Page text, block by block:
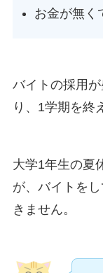
お金が無く
バイトの採用
り、1学期を終
大学1年生の夏
が、バイトを
きません。